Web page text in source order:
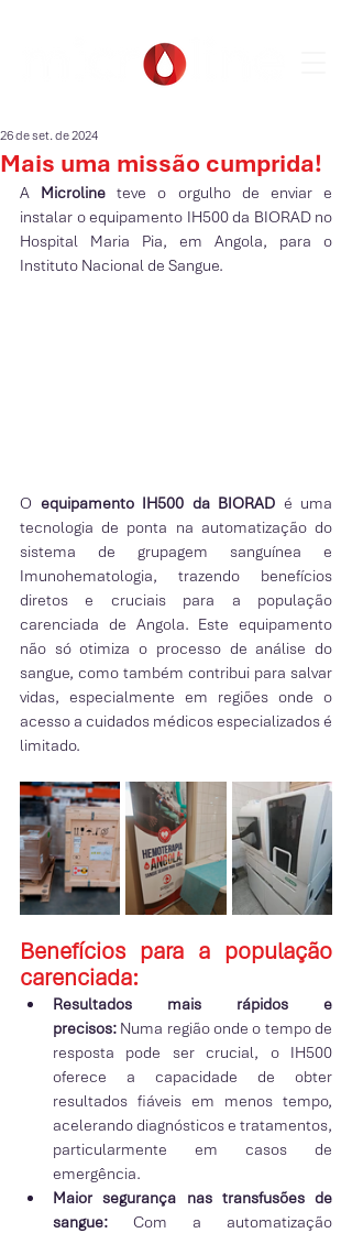
Mais uma missão cumprida!
26 de set. de 2024
A Microline teve o orgulho de enviar e
instalar o equipamento IH500 da BIORAD no
Hospital Maria Pia, em Angola, para o
Instituto Nacional de Sangue.
O equipamento IH500 da BIORAD é uma
tecnologia de ponta na automatização do
sistema de grupagem sanguínea e
Imunohematologia, trazendo benefícios
diretos e cruciais para a população
carenciada de Angola. Este equipamento
não só otimiza o processo de análise do
sangue, como também contribui para salvar
vidas, especialmente em regiões onde o
acesso a cuidados médicos especializados é
limitado.
Benefícios para a população
carenciada:
Resultados mais rápidos e
precisos: Numa região onde o tempo de
resposta pode ser crucial, o IH500
oferece a capacidade de obter
resultados fiáveis em menos tempo,
acelerando diagnósticos e tratamentos,
particularmente em casos de
emergência.
Maior segurança nas transfusões de
sangue: Com a automatização